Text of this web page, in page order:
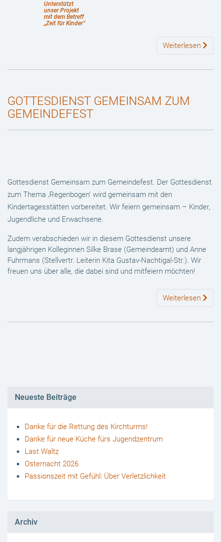
Unterstützt
unser Projekt
mit dem Betreff
„Zeit für Kinder“
Weiterlesen
GOTTESDIENST GEMEINSAM ZUM
GEMEINDEFEST
Gottesdienst Gemeinsam zum Gemeindefest. Der Gottesdienst
zum Thema ‚Regenbogen‘ wird gemeinsam mit den
Kindertagesstätten vorbereitet. Wir feiern gemeinsam – Kinder,
Jugendliche und Erwachsene.
Zudem verabschieden wir in diesem Gottesdienst unsere
langjährigen Kolleginnen Silke Brase (Gemeindeamt) und Anne
Fuhrmans (Stellvertr. Leiterin Kita Gustav-Nachtigal-Str.). Wir
freuen uns über alle, die dabei sind und mitfeiern möchten!
Weiterlesen
Neueste Beiträge
Danke für die Rettung des Kirchturms!
Danke für neue Küche fürs Jugendzentrum
Last Waltz
Osternacht 2026
Passionszeit mit Gefühl: Über Verletzlichkeit
Archiv